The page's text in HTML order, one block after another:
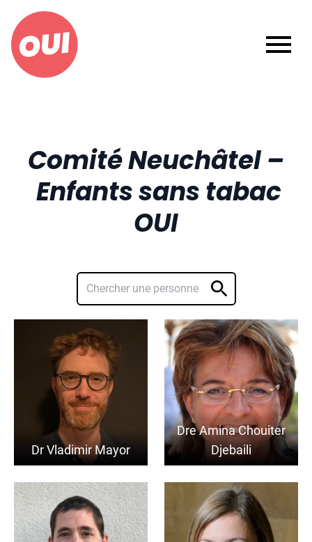
Ouvrir
Comité Neuchâtel –
Enfants sans tabac
OUI
Dr Vladimir Mayor
Dre Amina Chouiter
Djebaili